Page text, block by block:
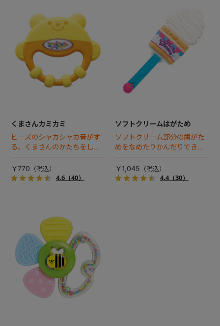
くまさんカミカミ
ビーズのシャカシャカ音がす
る、くまさんのかたちをした
歯がため。
￥770
4.6（40）
ソフトクリームはがため
ソフトクリーム部分の歯がた
めをなめたりかんだりできま
す。ベルト付きでベビーカー
などにもつけられて持ち運び
に便利！
￥1,045
4.4（30）